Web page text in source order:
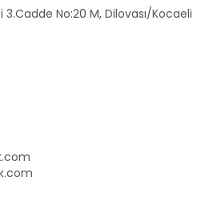
3.Cadde No:20 M, Dilovası/Kocaeli